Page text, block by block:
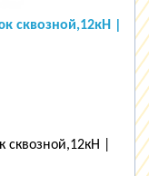
сквозной,12кН |
|